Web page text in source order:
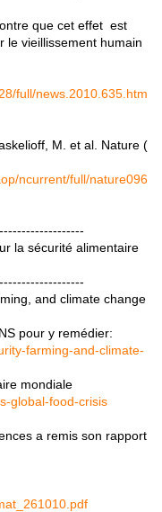
que cet effet est
le vieillissement humain
full/news.2010.635.htm
M. et al. Nature (
ncurrent/full/nature096
la sécurité alimentaire
and climate change
pour y remédier:
farming-and-climate-
mondiale
global-food-crisis
a remis son rapport